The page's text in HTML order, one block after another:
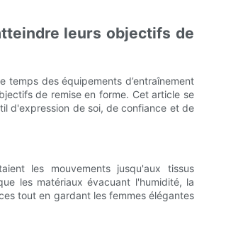
leurs objectifs de
temps des équipements d’entraînement
de remise en forme. Cet article se
d'expression de soi, de confiance et de
les mouvements jusqu'aux tissus
les matériaux évacuant l'humidité, la
tout en gardant les femmes élégantes